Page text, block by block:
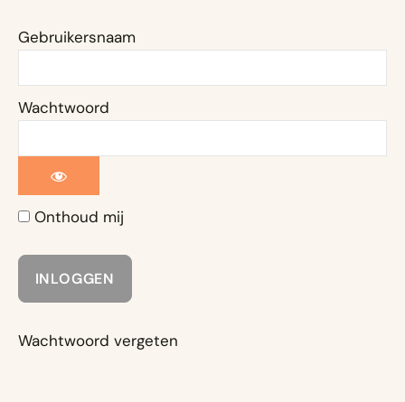
Gebruikersnaam
Wachtwoord
Onthoud mij
Wachtwoord vergeten